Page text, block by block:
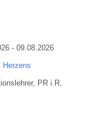
- 09.08.2026
Herzens
PR i.R,